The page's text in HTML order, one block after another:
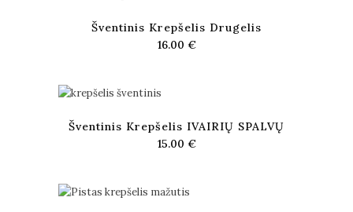
Šventinis Krepšelis Drugelis
16.00 €
Šventinis Krepšelis IVAIRIŲ SPALVŲ
15.00 €